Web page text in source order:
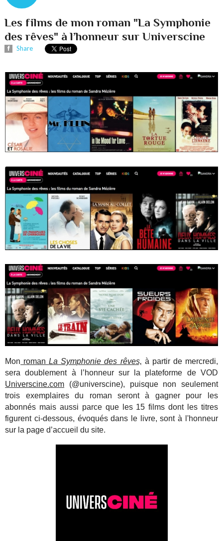
Les films de mon roman "La Symphonie
des rêves" à l’honneur sur Universcine
Share
Mon romanLa Symphonie des rêves, à partir de mercredi,
sera doublement à l’honneur sur la plateforme de VOD
Universcine.com (@universcine), puisque non seulement
trois exemplaires du roman seront à gagner pour les
abonnés mais aussi parce que les 15 films dont les titres
figurent ci-dessous, évoqués dans le livre, sont à l'honneur
sur la page d’accueil du site.